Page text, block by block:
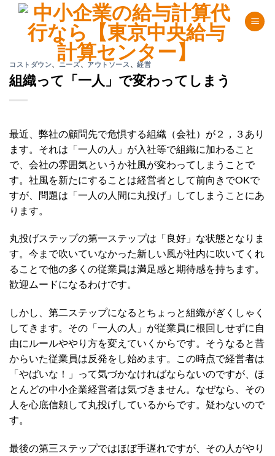
content
コストダウン、ニーズ、 アウトソース 、経営
組織って「一人」で変わってしまう
最近、弊社の顧問先で危惧する組織（会社）が２，３あり
ます。それは「一人の人」が入社等で組織に加わること
で、会社の雰囲気というか社風が変わってしまうことで
す。社風を新たにすることは経営者として前向きでOKで
すが、問題は「一人の人間に丸投げ」してしまうことにあ
ります。
丸投げステップの第一ステップは「良好」な状態となりま
す。今まで吹いていなかった新しい風が社内に吹いてくれ
ることで他の多くの従業員は満足感と期待感を持ちます。
歓迎ムードになるわけです。
しかし、第二ステップになるとちょっと組織がぎくしゃく
してきます。その「一人の人」が従業員に根回しせずに自
由にルールややり方を変えていくからです。そうなると昔
からいた従業員は反発をし始めます。この時点で経営者は
「やばいな！」って気づかなければならないのですが、ほ
とんどの中小企業経営者は気づきません。なぜなら、その
人を心底信頼して丸投げしているからです。疑わないので
す。
最後の第三ステップではほぼ手遅れですが、その人がやり